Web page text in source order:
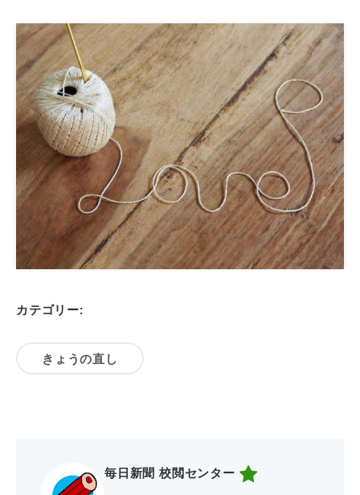
カテゴリー:
きょうの直し
毎日新聞 校閲センター